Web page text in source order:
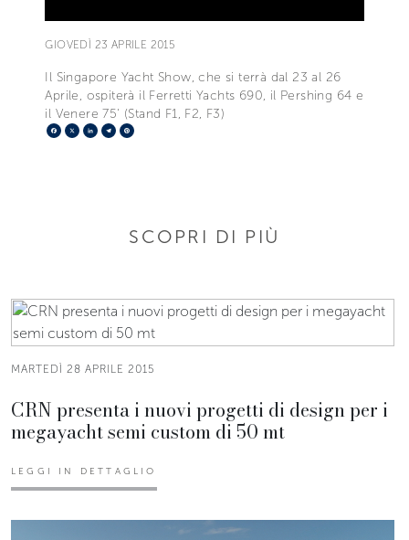
GIOVEDÌ 23 APRILE 2015
Il Singapore Yacht Show, che si terrà dal 23 al 26
Aprile, ospiterà il Ferretti Yachts 690, il Pershing 64 e
il Venere 75' (Stand F1, F2, F3)
Facebook
X LinkedIn
Telegram
SCOPRI DI PIÙ
MARTEDÌ 28 APRILE 2015
CRN presenta i nuovi progetti di design per i
megayacht semi custom di 50 mt
LEGGI IN DETTAGLIO